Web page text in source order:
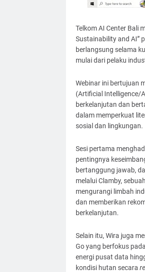
Telkom AI Center Bali
Sustainability and AI”
berlangsung selama
mulai dari pelaku
Webinar ini bertujuan
(Artificial Intelligence/
berkelanjutan dan
dalam memperkuat
sosial dan lingkungan.
Sesi pertama
pentingnya
bertanggung jawab,
melalui Clamby,
mengurangi limbah
dan memberikan
berkelanjutan.
Selain itu, Wira juga
Go yang berfokus
energi pusat data
kondisi hutan secara